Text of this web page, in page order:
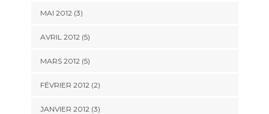
MAI 2012(3)
AVRIL 2012(5)
MARS 2012(5)
FÉVRIER 2012(2)
JANVIER 2012(3)